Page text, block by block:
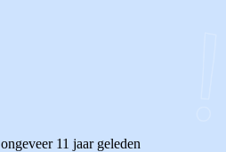
ongeveer 11 jaar geleden